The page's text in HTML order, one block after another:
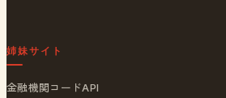
姉妹サイト
金融機関コードAPI